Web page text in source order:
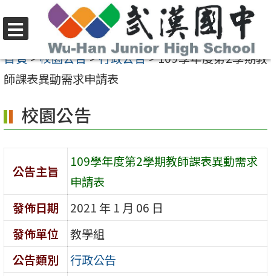
至
要
容
區
選
單
首頁>校園公告>行政公告>109學年度第2學期教
師課表異動需求申請表
校園公告
公告主旨
109學年度第2學期教師課表異動需求
申請表
發佈日期
2021 年 1 月 06 日
發佈單位
教學組
公告類別
行政公告